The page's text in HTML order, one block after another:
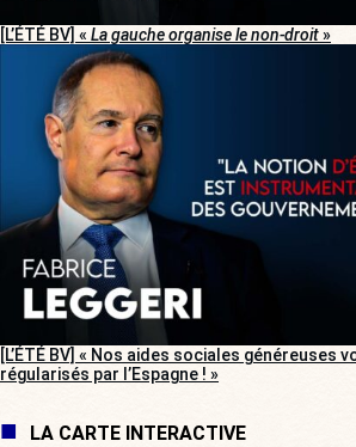
[L’ÉTÉ BV] « La gauche organise le non-droit»
[L’ÉTÉ BV] « Nos aides sociales généreuses
régularisés par l’Espagne ! »
LA CARTE INTERACTIVE